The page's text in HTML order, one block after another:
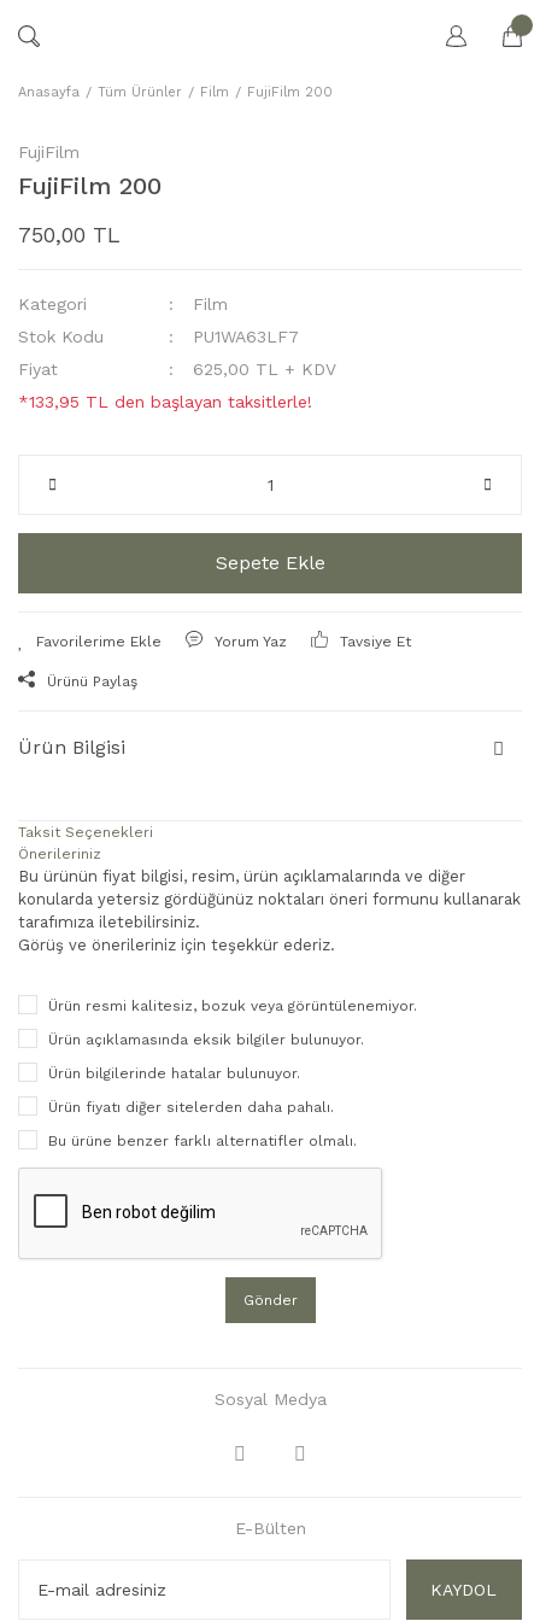
Anasayfa Tüm Ürünler Film FujiFilm 200
FujiFilm
FujiFilm 200
750,00 TL
Kategori
Film
Stok Kodu
PU1WA63LF7
Fiyat
625,00 TL + KDV
*133,95 TL den başlayan taksitlerle!
Sepete Ekle
Yorum Yaz Tavsiye Et
Ürünü Paylaş
Ürün Bilgisi
Taksit Seçenekleri
Önerileriniz
Bu ürünün fiyat bilgisi, resim, ürün açıklamalarında ve diğer
konularda yetersiz gördüğünüz noktaları öneri formunu kullanarak
tarafımıza iletebilirsiniz.
Görüş ve önerileriniz için teşekkür ederiz.
Ürün resmi kalitesiz, bozuk veya görüntülenemiyor.
Ürün açıklamasında eksik bilgiler bulunuyor.
Ürün bilgilerinde hatalar bulunuyor.
Ürün fiyatı diğer sitelerden daha pahalı.
Bu ürüne benzer farklı alternatifler olmalı.
Gönder
Sosyal Medya
E-Bülten
KAYDOL